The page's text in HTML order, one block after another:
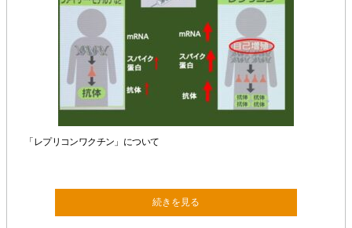
「レプリコンワクチン」について
続きを見る